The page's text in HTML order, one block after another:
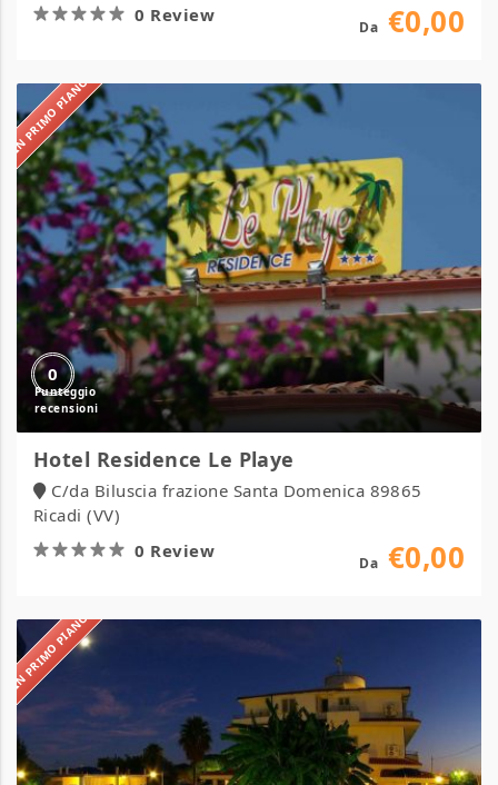
0 Review
Da €0,00
IN PRIMO PIANO
0
Residence
Le
Playe
Hotel Residence Le Playe
C/da Biluscia frazione Santa Domenica 89865
Ricadi (VV)
0 Review
Da €0,00
IN PRIMO PIANO